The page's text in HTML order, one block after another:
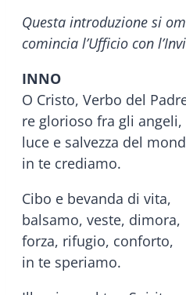
Questa introduzione si
comincia l’Ufficio con
INNO
O Cristo, Verbo del
re glorioso fra gli angeli,
luce e salvezza del
in te crediamo.
Cibo e bevanda di vita,
balsamo, veste, dimora,
forza, rifugio, conforto,
in te speriamo.